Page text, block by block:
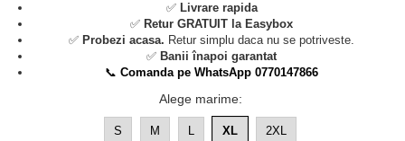
✅ Livrare rapida
✅ Retur GRATUIT la Easybox
✅ Probezi acasa. Retur simplu daca nu se potriveste.
✅ Banii înapoi garantat
📞 Comanda pe WhatsApp 0770147866
Alege marime:
S M L XL 2XL